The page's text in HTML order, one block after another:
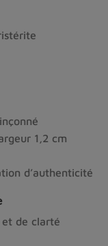
1,2 cm
d’authenticité
et de clarté